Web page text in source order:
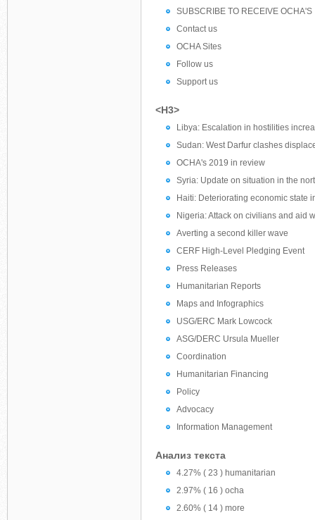
SUBSCRIBE TO RECEIVE
Contact us
OCHA Sites
Follow us
Support us
<H3>
Libya: Escalation in hostilities
Sudan: West Darfur clashes
OCHA's 2019 in review
Syria: Update on situation in the
Haiti: Deteriorating economic state
Nigeria: Attack on civilians and aid
Averting a second killer wave
CERF High-Level Pledging Event
Press Releases
Humanitarian Reports
Maps and Infographics
USG/ERC Mark Lowcock
ASG/DERC Ursula Mueller
Coordination
Humanitarian Financing
Policy
Advocacy
Information Management
Анализ текста
4.27% ( 23 ) humanitarian
2.97% ( 16 ) ocha
2.60% ( 14 ) more